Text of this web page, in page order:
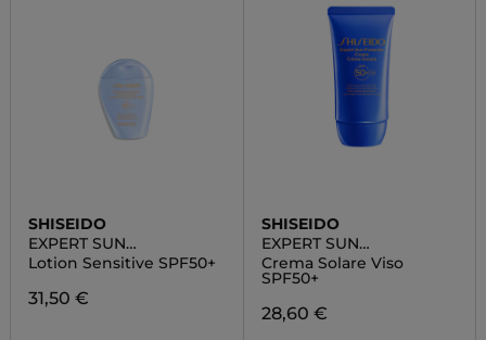
SHISEIDO
EXPERT SUN
PROTECTOR
Lotion Sensitive SPF50+
31,50 €
SHISEIDO
EXPERT SUN
PROTECTOR
Crema Solare Viso
SPF50+
28,60 €